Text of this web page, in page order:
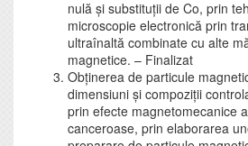
nulă și substituții de Co, prin
microscopie electronică prin
ultraînaltă combinate cu alte
magnetice. – Finalizat
Obținerea de particule
dimensiuni și compoziții
prin efecte magnetomecanice
canceroase, prin elaborarea